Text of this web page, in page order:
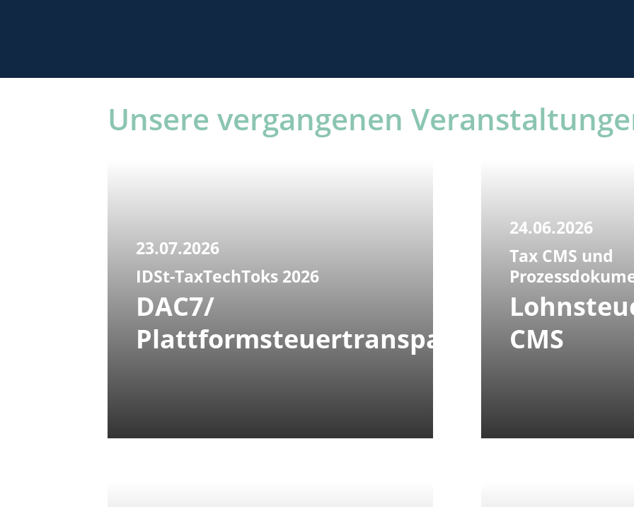
Unsere vergangenen
23.07.2026
IDSt-TaxTechToks 2026
DAC7/
Plattformsteuertransparenzgesetz
24.06.2026
Tax CMS und
CMS